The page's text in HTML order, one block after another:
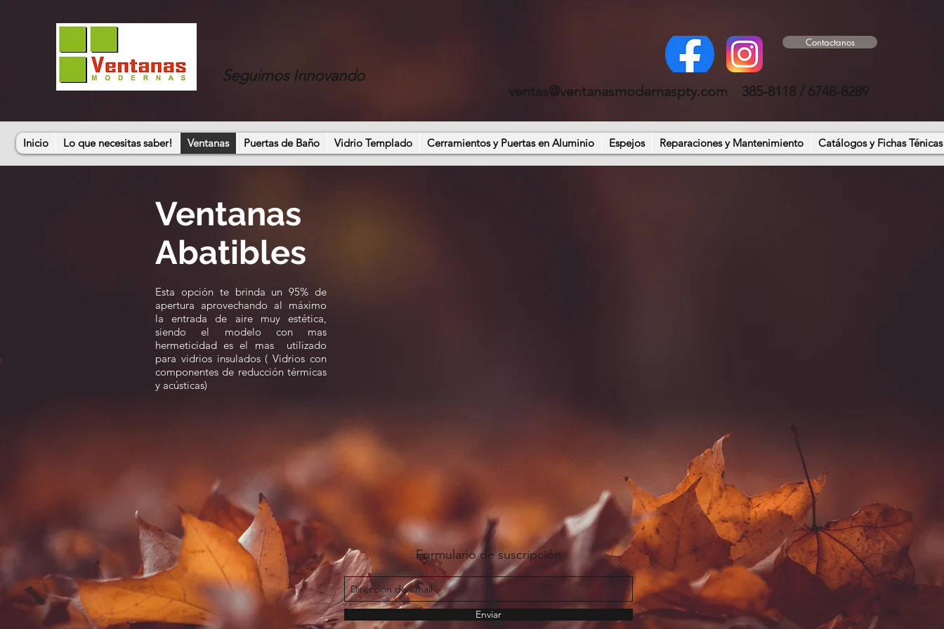
Seguimos Innovando
Contactanos
ventas@ventanasmodernaspty.com 385-8118 / 6748-8289
Inicio Lo que necesitas saber! Ventanas Puertas de Baño Vidrio Templado Cerramientos y Puertas en Aluminio Espejos Reparaciones y Mantenimiento Catálogos y Fichas Ténicas
Ventanas
Abatibles
Esta opción te brinda un 95% de
apertura aprovechando al máximo
la entrada de aire muy estética,
siendo el modelo con mas
hermeticidad es el mas utilizado
para vidrios insulados ( Vidrios con
componentes de reducción térmicas
y acústicas)
Formulario de suscripción
Enviar